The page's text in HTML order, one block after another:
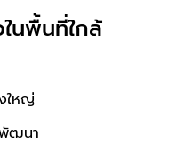
นพื้นที่ใกล้
ใหญ่
ฒนา